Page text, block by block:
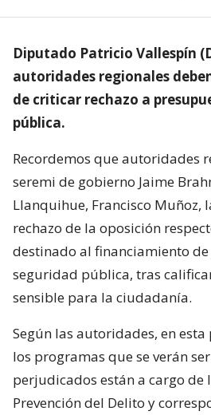
Diputado Patricio Vallespín
autoridades regionales
de criticar rechazo a
pública.
Recordemos que autoridades
seremi de gobierno Jaime
Llanquihue, Francisco Muñoz,
rechazo de la oposición
destinado al financiamiento
seguridad pública, tras
sensible para la ciudadanía.
Según las autoridades, en
los programas que se verán
perjudicados están a cargo de
Prevención del Delito y